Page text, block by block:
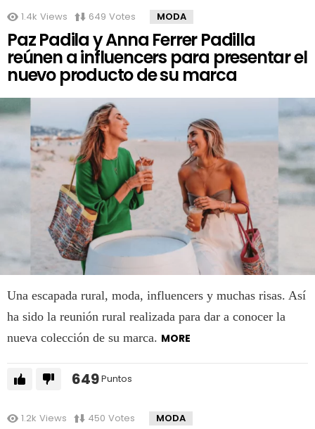
1.4k Views 649 Votes MODA
Paz Padila y Anna Ferrer Padilla
reúnen a influencers para presentar el
nuevo producto de su marca
Una escapada rural, moda, influencers y muchas risas. Así
ha sido la reunión rural realizada para dar a conocer la
nueva colección de su marca. MORE
649Puntos
1.2k Views 450 Votes MODA